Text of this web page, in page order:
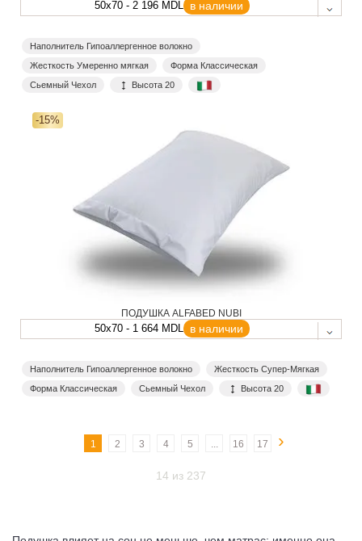
50x70 - 2 196 MDL в наличии
Наполнитель Гипоаллергенное волокно
Жесткость Умеренно мягкая
Форма Классическая
Сьемный Чехол
Высота 20
-15%
ПОДУШКА ALFABED NUBI
50x70 - 1 664 MDL в наличии
Наполнитель Гипоаллергенное волокно
Жесткость Супер-Мягкая
Форма Классическая
Сьемный Чехол Высота 20
1 2 3 4 5 ... 16 17 ›
14 из 237